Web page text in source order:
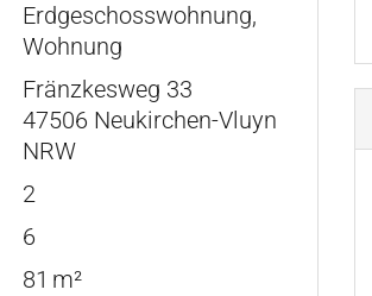
Erdgeschosswohnung,
Wohnung
Fränzkesweg 33
47506 Neukirchen-Vluyn
NRW
2
6
81 m²